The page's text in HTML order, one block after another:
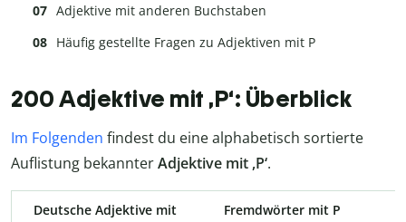
Adjektive mit anderen Buchstaben
Häufig gestellte Fragen zu Adjektiven mit P
200 Adjektive mit ,P‘: Überblick
Im Folgenden findest du eine alphabetisch sortierte
Auflistung bekannterAdjektive mit ,P‘.
Deutsche Adjektive mit
Fremdwörter mit P